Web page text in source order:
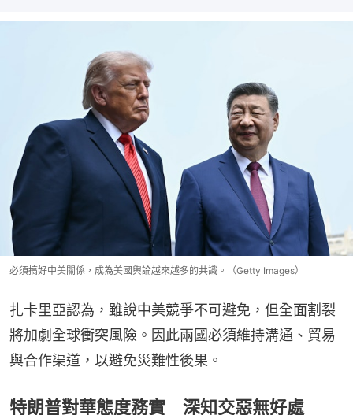
必須搞好中美關係，成為美國輿論越來越多的共識。（Getty Images）
扎卡里亞認為，雖說中美競爭不可避免，但全面割裂
將加劇全球衝突風險。因此兩國必須維持溝通、貿易
與合作渠道，以避免災難性後果。
特朗普對華態度務實 深知交惡無好處